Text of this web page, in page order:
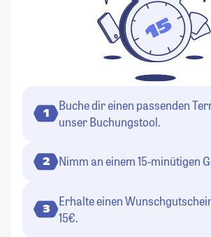
1
Buche dir einen passenden
unser Buchungstool.
2 Nimm an einem 15-minütigen
3
Erhalte einen
15€.